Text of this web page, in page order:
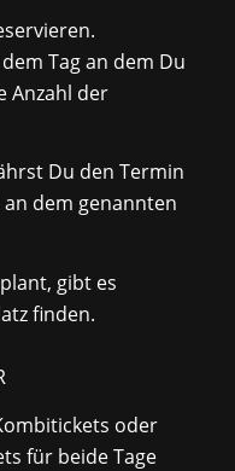
Tag an dem Du
Anzahl der
Du den Termin
dem genannten
gibt es
finden.
oder
für beide Tage